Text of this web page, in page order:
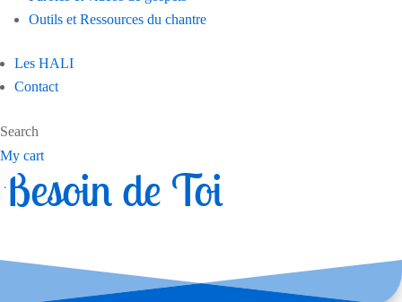
Outils et Ressources du chantre
Les HALI
Contact
Search
My cart
Besoin de Toi